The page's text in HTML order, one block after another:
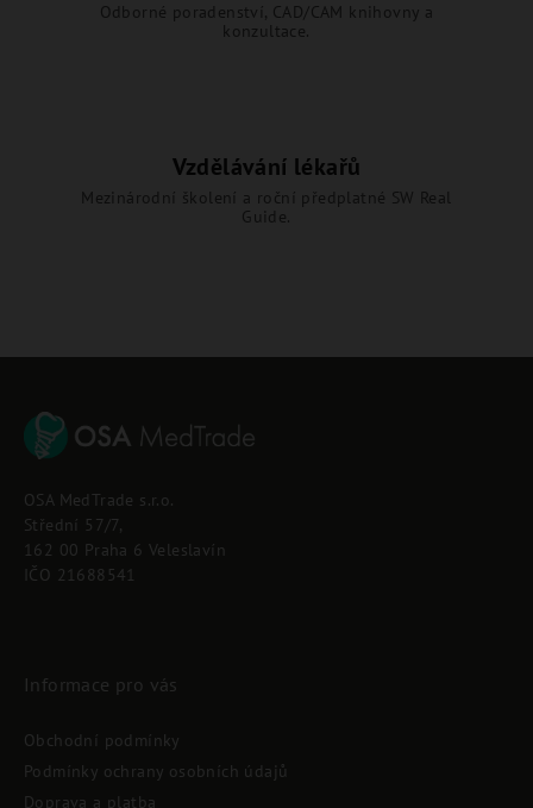
Odborné poradenství, CAD/CAM knihovny a
konzultace.
Vzdělávání lékařů
Mezinárodní školení a roční předplatné SW Real
Guide.
OSA MedTrade s.r.o.
Střední 57/7,
162 00 Praha 6 Veleslavín
IČO 21688541
Informace pro vás
Obchodní podmínky
Podmínky ochrany osobních údajů
Doprava a platba